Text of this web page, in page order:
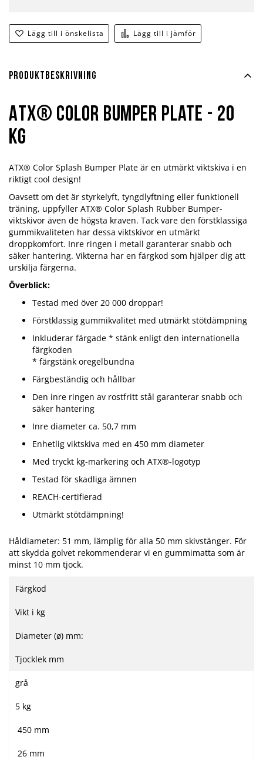
Lägg till i önskelista Lägg till i jämför
Produktbeskrivning
ATX® Color Bumper Plate - 20
kg
ATX® Color Splash Bumper Plate är en utmärkt viktskiva i en
riktigt cool design!
Oavsett om det är styrkelyft, tyngdlyftning eller funktionell
träning, uppfyller ATX® Color Splash Rubber Bumper-
viktskivor även de högsta kraven. Tack vare den förstklassiga
gummikvaliteten har dessa viktskivor en utmärkt
droppkomfort. Inre ringen i metall garanterar snabb och
säker hantering. Vikterna har en färgkod som hjälper dig att
urskilja färgerna.
Överblick:
Testad med över 20 000 droppar!
Förstklassig gummikvalitet med utmärkt stötdämpning
Inkluderar färgade * stänk enligt den internationella
färgkoden
* färgstänk oregelbundna
Färgbeständig och hållbar
Den inre ringen av rostfritt stål garanterar snabb och
säker hantering
Inre diameter ca. 50,7 mm
Enhetlig viktskiva med en 450 mm diameter
Med tryckt kg-markering och ATX®-logotyp
Testad för skadliga ämnen
REACH-certifierad
Utmärkt stötdämpning!
Håldiameter: 51 mm, lämplig för alla 50 mm skivstänger. För
att skydda golvet rekommenderar vi en gummimatta som är
minst 10 mm tjock.
Färgkod
Vikt i kg
Diameter (ø) mm:
Tjocklek mm
grå
5 kg
450 mm
26 mm